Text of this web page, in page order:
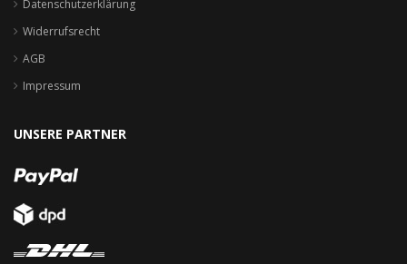
Datenschutzerklärung
Widerrufsrecht
AGB
Impressum
UNSERE PARTNER